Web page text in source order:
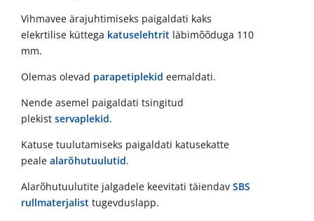
Vihmavee ärajuhtimiseks paigaldati kaks
elekrtilise küttega katuselehtrit läbimõõduga 110
mm.
Olemas olevad parapetiplekid eemaldati.
Nende asemel paigaldati tsingitud
plekist servaplekid.
Katuse tuulutamiseks paigaldati katusekatte
peale alarõhutuulutid.
Alarõhutuulutite jalgadele keevitati täiendav SBS
rullmaterjalist tugevduslapp.